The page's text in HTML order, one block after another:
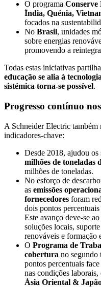
O programa Conserve
Índia, Quénia,
focados na
No Brasil, unidades
sobre energias
promovendo a
Todas estas iniciativas
educação se alia à
sistémica torna-se possível.
Progresso contínuo
A Schneider Electric também
indicadores-chave:
Desde 2018, ajudou os
milhões de toneladas
milhões de toneladas.
No esforço de
as emissões
fornecedores foram
dois pontos
Este avanço deve-se ao
soluções locais,
renováveis e formação
O Programa de
cobertura no segundo
pontos percentuais
nas condições laborais,
Ásia Oriental &